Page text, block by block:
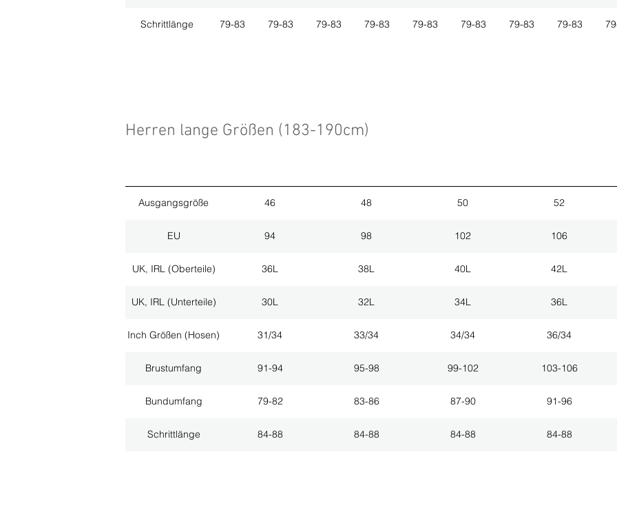
Schrittlänge 79-83 79-83 79-83 79-83 79-83 79-83 79-83 79-83
Herren lange Größen (183-190cm)
Ausgangsgröße 46 48 50 52
EU 94 98 102 106
UK, IRL (Oberteile) 36L 38L 40L 42L
UK, IRL (Unterteile) 30L 32L 34L 36L
Inch Größen (Hosen) 31/34 33/34 34/34 36/34
Brustumfang 91-94 95-98 99-102 103-106
Bundumfang 79-82 83-86 87-90 91-96
Schrittlänge 84-88 84-88 84-88 84-88